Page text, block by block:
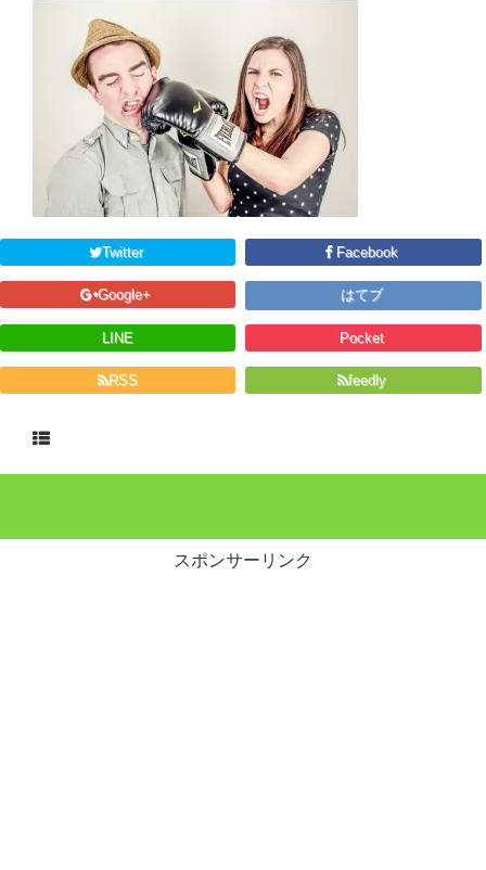
Twitter Facebook
Google+ はてブ
LINE Pocket
RSS feedly
スポンサーリンク